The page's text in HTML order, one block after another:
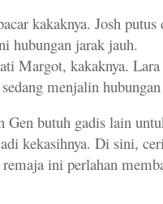
kakaknya. Josh
hubungan jarak jauh.
Margot, kakaknya. Lara
menjalin
Gen butuh gadis lain
kekasihnya. Di sini,
ini perlahan